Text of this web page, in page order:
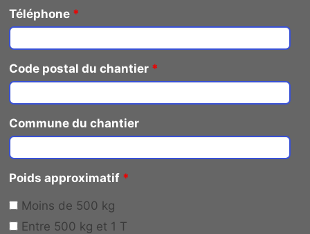
Téléphone *
Code postal du chantier *
Commune du chantier
Poids approximatif *
Moins de 500 kg
Entre 500 kg et 1 T